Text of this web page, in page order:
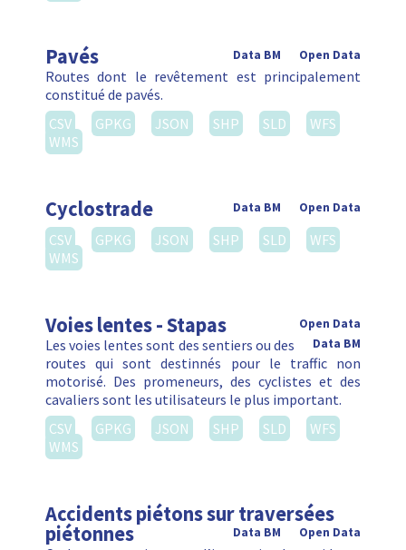
Pavés Open Data
Data BM
Routes dont le revêtement est principalement
constitué de pavés.
CSV
GPKG JSON SHP SLD
WFS
WMS
Cyclostrade Open Data
Data BM
CSV GPKG JSON SHP SLD
WFS
WMS
Voies lentes - Stapas
Open Data
Data BM
Les voies lentes sont des sentiers ou des
routes qui sont destinnés pour le traffic non
motorisé. Des promeneurs, des cyclistes et des
cavaliers sont les utilisateurs le plus important.
CSV
GPKG JSON SHP SLD
WFS
WMS
Accidents piétons sur traversées
piétonnes Open Data
Data BM